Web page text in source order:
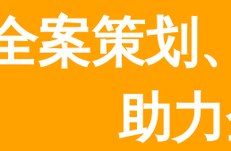
案策划
助